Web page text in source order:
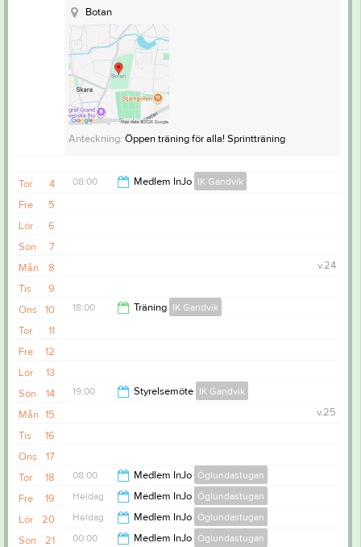
Botan
Anteckning: Öppen träning för alla! Sprintträning
4
Tor 08:00 Medlem InJo IK Gandvik
5
Fre
6
Lör
7
Sön
8
Mån
v.24
9
Tis
10
Ons 18:00 Träning IK Gandvik
11
Tor
12
Fre
13
Lör
14
Sön 19:00 Styrelsemöte IK Gandvik
15
Mån
v.25
16
Tis
17
Ons
18
Tor 08:00 Medlem InJo Öglundastugan
00:00
19
Fre Heldag Medlem InJo Öglundastugan
20
Lör Heldag Medlem InJo Öglundastugan
21
Sön 00:00 Medlem InJo Öglundastugan